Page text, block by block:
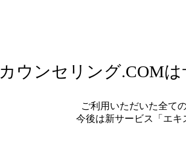
カウンセリング.COM
ご利用いただいた全て
今後は新サービス「エ